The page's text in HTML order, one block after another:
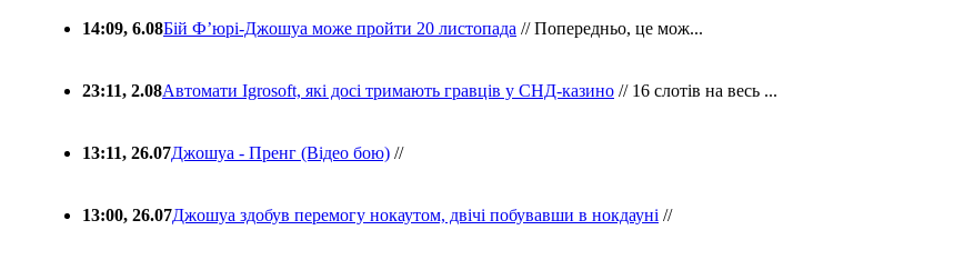
14:09, 6.08Бій Ф’юрі-Джошуа може пройти 20 листопада // Попередньо, це мож...
23:11, 2.08Автомати Igrosoft, які досі тримають гравців у СНД-казино // 16 слотів на весь ...
13:11, 26.07Джошуа - Пренг (Відео бою) //
13:00, 26.07Джошуа здобув перемогу нокаутом, двічі побувавши в нокдауні //